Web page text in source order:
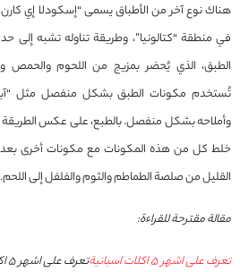
هناك نوع آخر من الأطباق يسمى “إسكودلا إي
في منطقة “كتالونيا”، وطريقة تناوله تشبه إلى
الطبق، الذي يُحضر بمزيج من اللحوم والحمص
تُستخدم مكونات الطبق بشكل منفصل مثل
وأملاحه بشكل منفصل. بالطبع، على عكس الطريقة
خلط كل من هذه المكونات مع مكونات أخرى
القليل من صلصة الطماطم والثوم والفلفل إلى اللحم.
مقالة مقترحة للقراءة:
تعرف على اشهر 5 اكلات اسبانية تعرف على اشهر 5 اكلات اسبانية